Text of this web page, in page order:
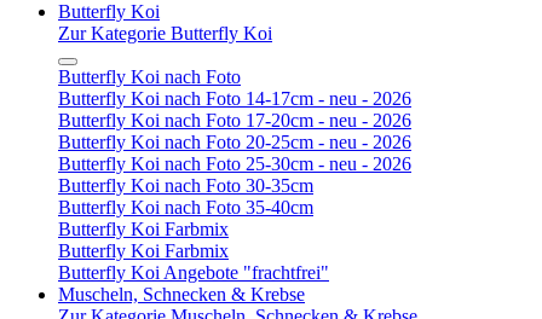
Butterfly Koi
Zur Kategorie Butterfly Koi
Butterfly Koi nach Foto
Butterfly Koi nach Foto 14-17cm - neu - 2026
Butterfly Koi nach Foto 17-20cm - neu - 2026
Butterfly Koi nach Foto 20-25cm - neu - 2026
Butterfly Koi nach Foto 25-30cm - neu - 2026
Butterfly Koi nach Foto 30-35cm
Butterfly Koi nach Foto 35-40cm
Butterfly Koi Farbmix
Butterfly Koi Farbmix
Butterfly Koi Angebote "frachtfrei"
Muscheln, Schnecken & Krebse